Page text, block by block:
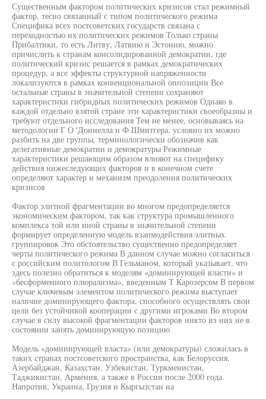
Существенным фактором политических кризисов стал режимный
фактор, тесно связанный с типом политического режима
Специфика всех постсоветских государств связана с
переходностью их политических режимов Только страны
Прибалтики, то есть Литву, Латвию и Эстонию, можно
причислить к странам консолидированной демократии, где
политический кризис решается в рамках демократических
процедур, а все эффекты структурной напряженности
локализуются в рамках конвенциональной оппозиции Все
остальные страны в значительной степени сохраняют
характеристики гибридных политических режимов Однако в
каждой отдельно взятой стране эти характеристики своеобразны и
требуют отдельного исследования Тем не менее, основываясь на
методологии Г О 'Доннелла и Ф Шмитгера, условно их можно
разбить на две группы, терминологически обозначив как
делегативные демократии и демократуры Режимные
характеристики решающим образом влияют на специфику
действия нижеследующих факторов и в конечном счете
определяют характер и механизм преодоления политических
кризисов
Фактор элитной фрагментации во многом предопределяется
экономическим фактором, так как структура промышленного
комплекса той или иной страны в значительной степени
формирует определенную модель взаимодействия элитных
группировок Это обстоятельство существенно предопределяет
черты политического режима В данном случае можно согласиться
с российским политологом В Гельманом, который указывает, что
здесь полезно обратиться к моделям «доминирующей власти» и
«бесформенного плюрализма», введенным Т Карозерсом В первом
случае ключевым элементом политического режима выступает
наличие доминирующего фактора, способного осуществлять свои
цели без устойчивой кооперации с другими игроками Во втором
случае в силу высокой фрагментации факторов никто из них не в
состоянии занять доминирующую позицию
Модель «доминирующей власта» (или демократуры) сложилась в
таких странах постсоветского пространства, как Белоруссия,
Азербайджан, Казахстан, Узбекистан, Туркменистан,
Таджикистан, Армения, а также в России после 2000 года.
Напротив, Украина, Грузия и Кыргызстан на